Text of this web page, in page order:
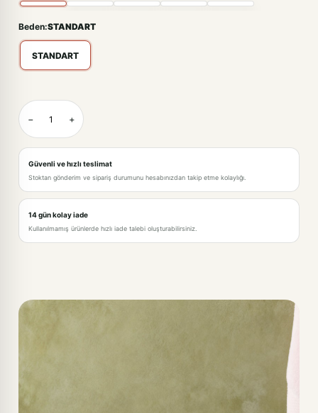
Beden:STANDART
STANDART
BEYAZ-STANDART
GRİ-STANDART
KREM-STANDART
− +
Güvenli ve hızlı teslimat
Stoktan gönderim ve sipariş durumunu hesabınızdan takip etme kolaylığı.
14 gün kolay iade
Kullanılmamış ürünlerde hızlı iade talebi oluşturabilirsiniz.